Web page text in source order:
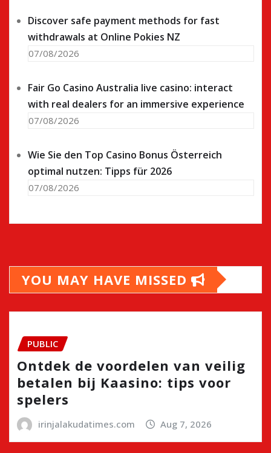
Discover safe payment methods for fast
withdrawals at Online Pokies NZ
07/08/2026
Fair Go Casino Australia live casino: interact
with real dealers for an immersive experience
07/08/2026
Wie Sie den Top Casino Bonus Österreich
optimal nutzen: Tipps für 2026
07/08/2026
YOU MAY HAVE MISSED
PUBLIC
Ontdek de voordelen van veilig
betalen bij Kaasino: tips voor
spelers
irinjalakudatimes.com Aug 7, 2026